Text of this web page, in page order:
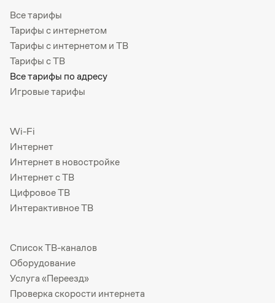
Все тарифы
Тарифы с интернетом
Тарифы с интернетом и ТВ
Тарифы с ТВ
Все тарифы по адресу
Игровые тарифы
Wi-Fi
Интернет
Интернет в новостройке
Интернет с ТВ
Цифровое ТВ
Интерактивное ТВ
Список ТВ-каналов
Оборудование
Услуга «Переезд»
Проверка скорости интернета